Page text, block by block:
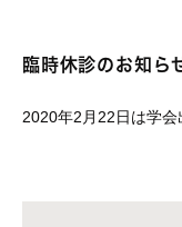
臨時休診のお知ら
2020年2月22日は学会